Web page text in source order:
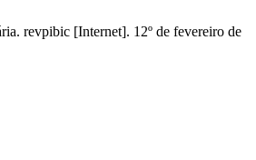
revpibic [Internet]. 12º de fevereiro de